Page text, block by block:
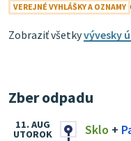
VEREJNÉ VYHLÁŠKY A OZNAMY
Zobraziť všetkyvývesky
Zber odpadu
Sklo +
11. AUG
UTOROK